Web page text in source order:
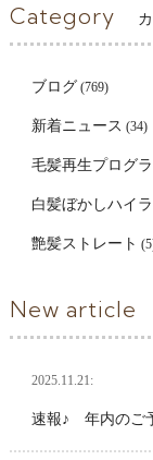
Category
ブログ (769)
新着ニュース (34)
毛髪再生プログ
白髪ぼかしハイ
艶髪ストレート
New article
2025.11.21:
速報♪ 年内のご